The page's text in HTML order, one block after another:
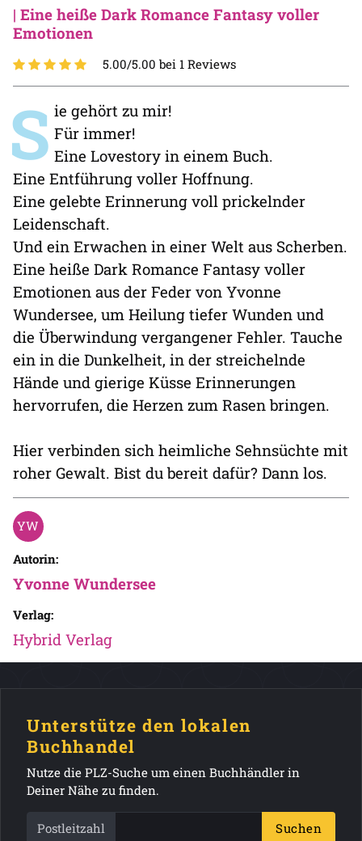
| Eine heiße Dark Romance Fantasy voller
Emotionen
5.00/5.00 bei 1 Reviews
S ie gehört zu mir!
Für immer!
Eine Lovestory in einem Buch.
Eine Entführung voller Hoffnung.
Eine gelebte Erinnerung voll prickelnder
Leidenschaft.
Und ein Erwachen in einer Welt aus Scherben.
Eine heiße Dark Romance Fantasy voller
Emotionen aus der Feder von Yvonne
Wundersee, um Heilung tiefer Wunden und
die Überwindung vergangener Fehler. Tauche
ein in die Dunkelheit, in der streichelnde
Hände und gierige Küsse Erinnerungen
hervorrufen, die Herzen zum Rasen bringen.
Hier verbinden sich heimliche Sehnsüchte mit
roher Gewalt. Bist du bereit dafür? Dann los.
Autorin:
Yvonne Wundersee
Verlag:
Hybrid Verlag
Unterstütze den lokalen
Buchhandel
Nutze die PLZ-Suche um einen Buchhändler in
Deiner Nähe zu finden.
Postleitzahl Suchen